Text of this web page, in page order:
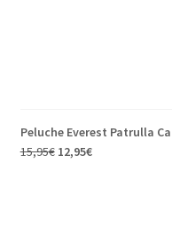
Peluche Everest Patrulla
15,95€ El
12,95€El